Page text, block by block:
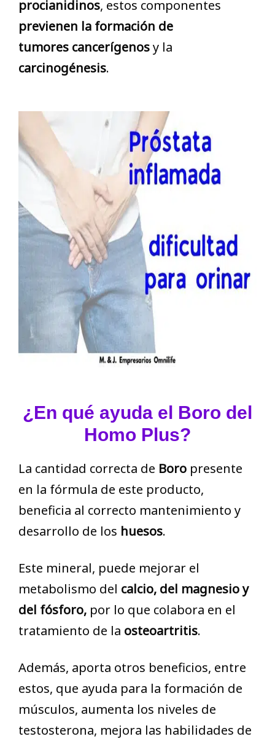
procianidinos, estos componentes
previenen la formación de
tumores cancerígenosy la
carcinogénesis.
¿En qué ayuda el Boro del
Homo Plus?
La cantidad correcta de Boro presente
en la fórmula de este producto,
beneficia al correcto mantenimiento y
desarrollo de los huesos.
Este mineral, puede mejorar el
metabolismo del calcio, del magnesio y
del fósforo, por lo que colabora en el
tratamiento de la osteoartritis.
Además, aporta otros beneficios, entre
estos, que ayuda para la formación de
músculos, aumenta los niveles de
testosterona, mejora las habilidades de